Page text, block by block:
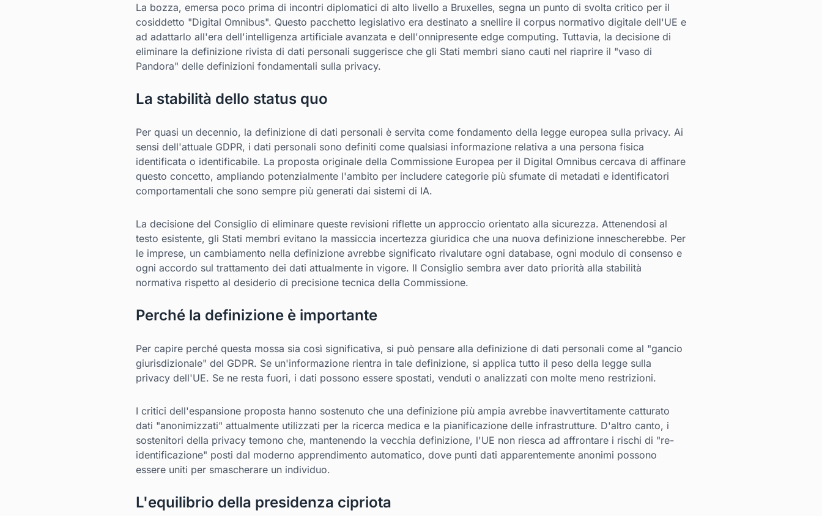
La bozza, emersa poco prima di incontri diplomatici di alto livello a Bruxelles, segna un punto di svolta critico per il
cosiddetto "Digital Omnibus". Questo pacchetto legislativo era destinato a snellire il corpus normativo digitale dell'UE e
ad adattarlo all'era dell'intelligenza artificiale avanzata e dell'onnipresente edge computing. Tuttavia, la decisione di
eliminare la definizione rivista di dati personali suggerisce che gli Stati membri siano cauti nel riaprire il "vaso di
Pandora" delle definizioni fondamentali sulla privacy.
La stabilità dello status quo
Per quasi un decennio, la definizione di dati personali è servita come fondamento della legge europea sulla privacy. Ai
sensi dell'attuale GDPR, i dati personali sono definiti come qualsiasi informazione relativa a una persona fisica
identificata o identificabile. La proposta originale della Commissione Europea per il Digital Omnibus cercava di affinare
questo concetto, ampliando potenzialmente l'ambito per includere categorie più sfumate di metadati e identificatori
comportamentali che sono sempre più generati dai sistemi di IA.
La decisione del Consiglio di eliminare queste revisioni riflette un approccio orientato alla sicurezza. Attenendosi al
testo esistente, gli Stati membri evitano la massiccia incertezza giuridica che una nuova definizione innescherebbe. Per
le imprese, un cambiamento nella definizione avrebbe significato rivalutare ogni database, ogni modulo di consenso e
ogni accordo sul trattamento dei dati attualmente in vigore. Il Consiglio sembra aver dato priorità alla stabilità
normativa rispetto al desiderio di precisione tecnica della Commissione.
Perché la definizione è importante
Per capire perché questa mossa sia così significativa, si può pensare alla definizione di dati personali come al "gancio
giurisdizionale" del GDPR. Se un'informazione rientra in tale definizione, si applica tutto il peso della legge sulla
privacy dell'UE. Se ne resta fuori, i dati possono essere spostati, venduti o analizzati con molte meno restrizioni.
I critici dell'espansione proposta hanno sostenuto che una definizione più ampia avrebbe inavvertitamente catturato
dati "anonimizzati" attualmente utilizzati per la ricerca medica e la pianificazione delle infrastrutture. D'altro canto, i
sostenitori della privacy temono che, mantenendo la vecchia definizione, l'UE non riesca ad affrontare i rischi di "re-
identificazione" posti dal moderno apprendimento automatico, dove punti dati apparentemente anonimi possono
essere uniti per smascherare un individuo.
L'equilibrio della presidenza cipriota